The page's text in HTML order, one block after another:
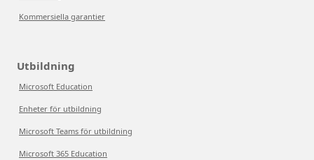
Kommersiella garantier
Utbildning
Microsoft Education
Enheter för utbildning
Microsoft Teams för utbildning
Microsoft 365 Education